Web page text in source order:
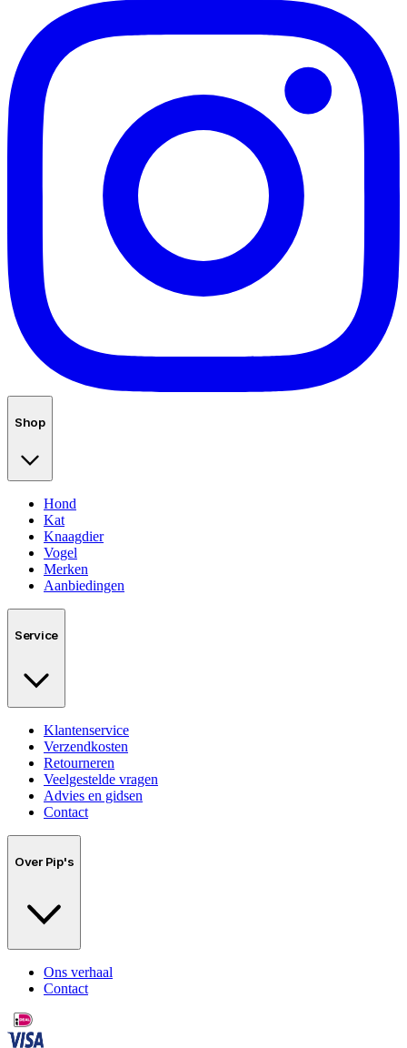
Shop
Hond
Kat
Knaagdier
Vogel
Merken
Aanbiedingen
Service
Klantenservice
Verzendkosten
Retourneren
Veelgestelde vragen
Advies en gidsen
Contact
Over Pip's
Ons verhaal
Contact